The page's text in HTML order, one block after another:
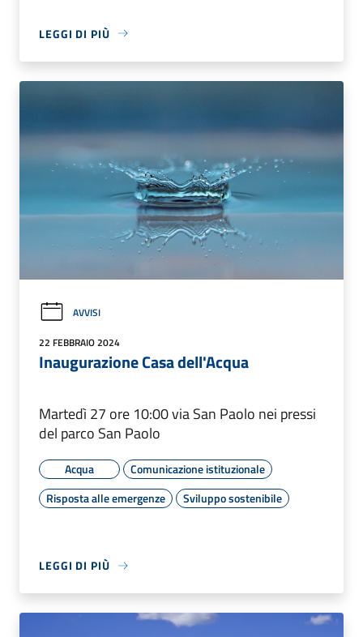
LEGGI DI PIÙ
AVVISI
22 FEBBRAIO 2024
Inaugurazione Casa dell'Acqua
Martedì 27 ore 10:00 via San Paolo nei pressi
del parco San Paolo
Acqua
Comunicazione istituzionale
Risposta alle emergenze
Sviluppo sostenibile
LEGGI DI PIÙ